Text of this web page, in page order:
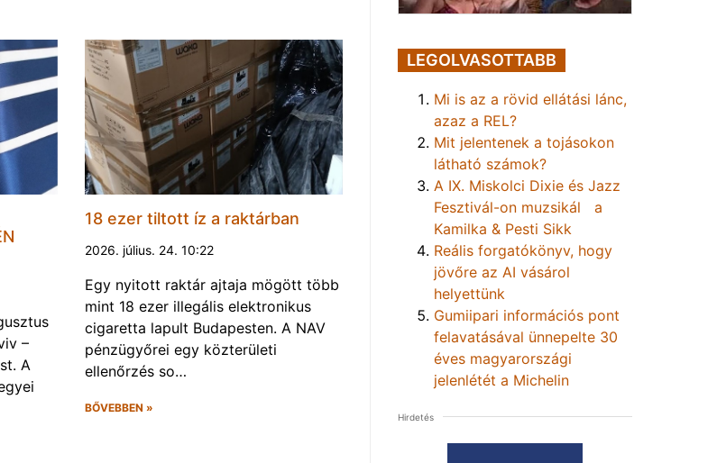
–
A
18 ezer tiltott íz a raktárban
2026. július. 24. 10:22
Egy nyitott raktár ajtaja mögött több
mint 18 ezer illegális elektronikus
cigaretta lapult Budapesten. A NAV
pénzügyőrei egy közterületi
ellenőrzés so…
BŐVEBBEN »
LEGOLVASOTTABB
Mi is az a rövid ellátási lánc,
azaz a REL?
Mit jelentenek a tojásokon
látható számok?
A IX. Miskolci Dixie és Jazz
Fesztivál-on muzsikál a
Kamilka & Pesti Sikk
Reális forgatókönyv, hogy
jövőre az AI vásárol
helyettünk
Gumiipari információs pont
felavatásával ünnepelte 30
éves magyarországi
jelenlétét a Michelin
Hirdetés